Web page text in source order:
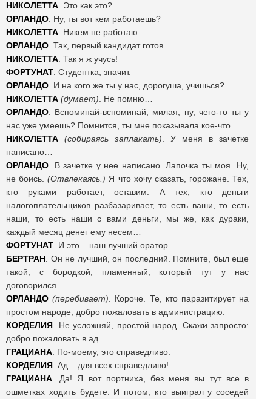
НИКОЛЕТТА . Это как это?
ОРЛАНДО . Ну, ты вот кем работаешь?
НИКОЛЕТТА . Никем не работаю.
ОРЛАНДО . Так, первый кандидат готов.
НИКОЛЕТТА . Так я ж учусь!
ФОРТУНАТ . Студентка, значит.
ОРЛАНДО . И на кого же ты у нас, дорогуша, учишься?
НИКОЛЕТТА (думает) . Не помню…
ОРЛАНДО . Вспоминай-вспоминай, милая, ну, чего-то ты у
нас уже умеешь? Помнится, ты мне показывала кое-что.
НИКОЛЕТТА
(собираясь заплакать) . У меня в зачетке
написано…
ОРЛАНДО . В зачетке у нее написано. Лапочка ты моя. Ну,
не боись.(Отвлекаясь.) Я что хочу сказать, горожане. Тех,
кто руками работает, оставим. А тех, кто деньги
налогоплательщиков разбазаривает, то есть ваши, то есть
наши, то есть наши с вами деньги, мы же, как дураки,
каждый месяц денег ему несем…
ФОРТУНАТ . И это – наш лучший оратор…
БЕРТРАН . Он не лучший, он последний. Помните, был еще
такой, с бородкой, пламенный, который тут у нас
договорился…
ОРЛАНДО (перебивает) . Короче. Те, кто паразитирует на
простом народе, добро пожаловать в администрацию.
КОРДЕЛИЯ . Не усложняй, простой народ. Скажи запросто:
добро пожаловать в ад.
ГРАЦИАНА . По-моему, это справедливо.
КОРДЕЛИЯ . Ад – для всех справедливо!
ГРАЦИАНА . Да! Я вот портниха, без меня вы тут все в
ошметках ходить будете. И потом, кто выиграл у соседей